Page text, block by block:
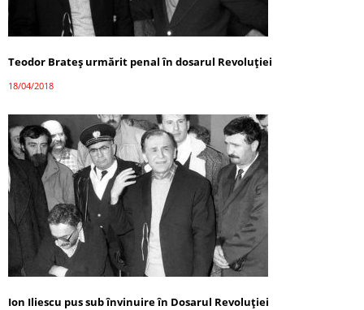
Teodor Brateş urmărit penal în dosarul Revoluției
18/04/2018
Ion Iliescu pus sub învinuire în Dosarul Revoluţiei